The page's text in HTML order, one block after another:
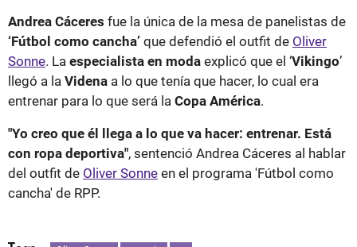
Andrea Cáceres fue la única de la mesa de panelistas de
‘Fútbol como cancha’ que defendió el outfit de Oliver
Sonne. La especialista en moda explicó que el ‘Vikingo’
llegó a la Videna a lo que tenía que hacer, lo cual era
entrenar para lo que será la Copa América.
"Yo creo que él llega a lo que va hacer: entrenar. Está
con ropa deportiva", sentenció Andrea Cáceres al hablar
del outfit de Oliver Sonne en el programa 'Fútbol como
cancha' de RPP.